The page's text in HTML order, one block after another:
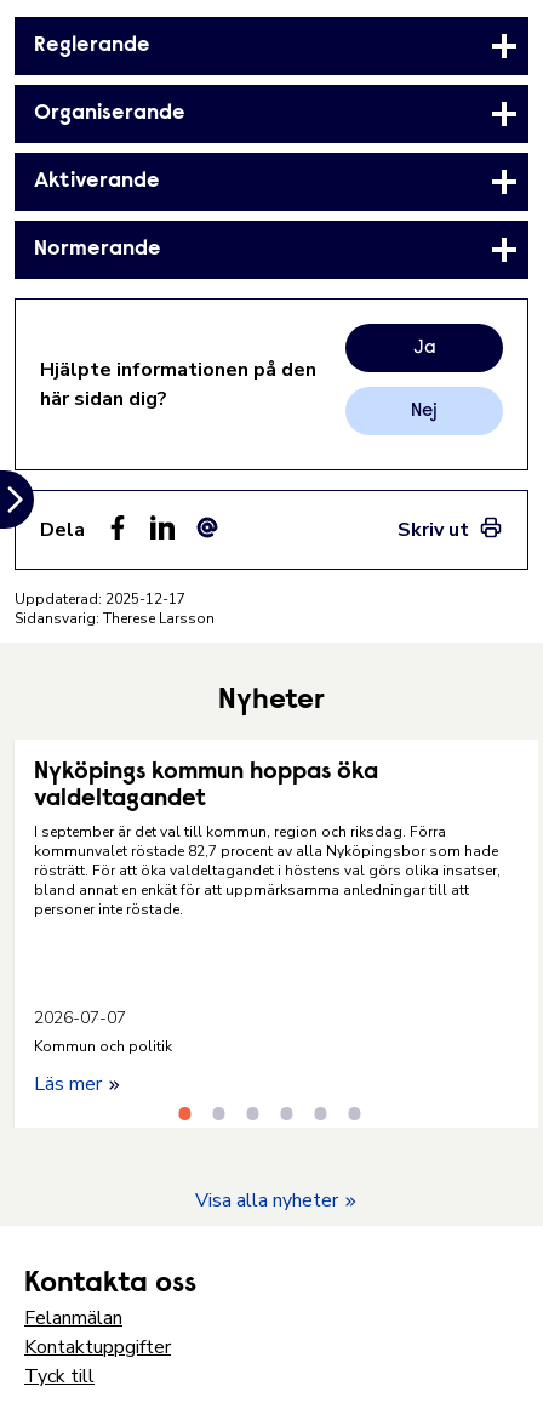
Reglerande
Organiserande
Aktiverande
Normerande
Hjälpte informationen på den
här sidan dig?
Ja
Nej
Dela
Skriv ut
Uppdaterad: 2025-12-17
Sidansvarig: Therese Larsson
Nyheter
Nyköpings kommun hoppas öka
valdeltagandet
I september är det val till kommun, region och riksdag. Förra
kommunvalet röstade 82,7 procent av alla Nyköpingsbor som hade
rösträtt. För att öka valdeltagandet i höstens val görs olika insatser,
bland annat en enkät för att uppmärksamma anledningar till att
personer inte röstade.
2026-07-07
Kommun och politik
Läs mer
Visa alla nyheter
Kontakta oss
Felanmälan
Kontaktuppgifter
Tyck till